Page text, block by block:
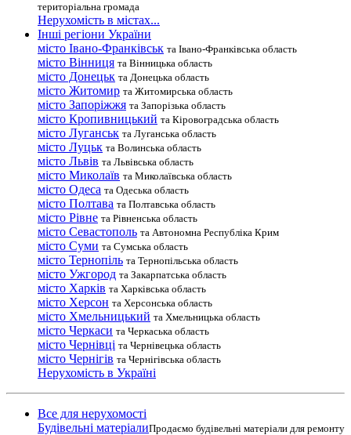
територіальна громада
Нерухомість в містах...
Інші регіони України
місто Івано-Франківськ та Івано-Франківська область
місто Вінниця та Вінницька область
місто Донецьк та Донецька область
місто Житомир та Житомирська область
місто Запоріжжя та Запорізька область
місто Кропивницький та Кіровоградська область
місто Луганськ та Луганська область
місто Луцьк та Волинська область
місто Львів та Львівська область
місто Миколаїв та Миколаївська область
місто Одеса та Одеська область
місто Полтава та Полтавська область
місто Рівне та Рівненська область
місто Севастополь та Автономна Республіка Крим
місто Суми та Сумська область
місто Тернопіль та Тернопільська область
місто Ужгород та Закарпатська область
місто Харків та Харківська область
місто Херсон та Херсонська область
місто Хмельницький та Хмельницька область
місто Черкаси та Черкаська область
місто Чернівці та Чернівецька область
місто Чернігів та Чернігівська область
Нерухомість в Україні
Все для нерухомості
Будівельні матеріалиПродаємо будівельні матеріали для ремонту